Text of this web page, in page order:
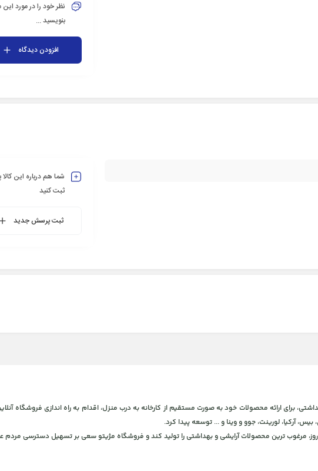
نظر خود را در مورد
بنویسید ...
افزودن دیدگاه
شما هم درباره این
ثبت کنید
ثبت پرسش جدید
صنعت لوازم آرایشی و بهداشتی، برای ارائه محصولات خود به صورت مستقیم از کارخانه به درب منزل، اقدام به راه اندازی
بیس، آرکیا، لورینت، جوو و وینا و ... توسعه پیدا کرد.
مرغوب ترین محصولات آرایشی و بهداشتی را تولید کند و فروشگاه مژیتو سعی بر تسهیل دسترسی مردم